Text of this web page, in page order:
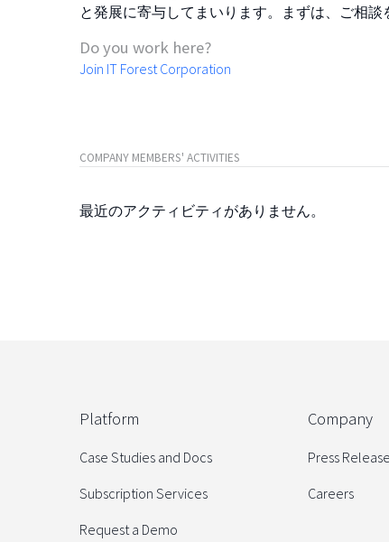
と発展に寄与してまいります。まずは、ご相談
Do you work here?
Join IT Forest Corporation
COMPANY MEMBERS' ACTIVITIES
最近のアクティビティがありません。
Platform
Case Studies and Docs
Subscription Services
Request a Demo
Company
Press
Careers